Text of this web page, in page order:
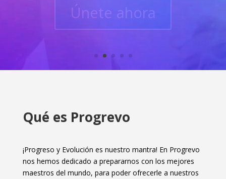
Qué es Progrevo
¡Progreso y Evolución es nuestro mantra! En Progrevo
nos hemos dedicado a prepararnos con los mejores
maestros del mundo, para poder ofrecerle a nuestros